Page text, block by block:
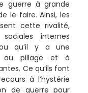
guerre à grande
le faire. Ainsi, les
cette rivalité,
internes
qu’il y a une
au pillage et à
Ce qu’ils font
à l’hystérie
de guerre pour